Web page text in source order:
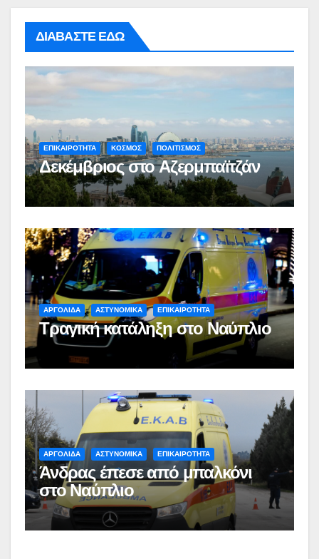
ΔΙΑΒΑΣΤΕ ΕΔΩ
ΕΠΙΚΑΙΡΟΤΗΤΑ ΚΟΣΜΟΣ ΠΟΛΙΤΙΣΜΟΣ
Δεκέμβριος στο Αζερμπαϊτζάν
ΑΡΓΟΛΙΔΑ ΑΣΤΥΝΟΜΙΚΑ ΕΠΙΚΑΙΡΟΤΗΤΑ
Τραγική κατάληξη στο Ναύπλιο
ΑΡΓΟΛΙΔΑ ΑΣΤΥΝΟΜΙΚΑ ΕΠΙΚΑΙΡΟΤΗΤΑ
Άνδρας έπεσε από μπαλκόνι
στο Ναύπλιο